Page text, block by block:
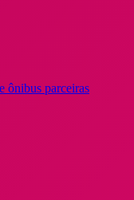
ônibus parceiras